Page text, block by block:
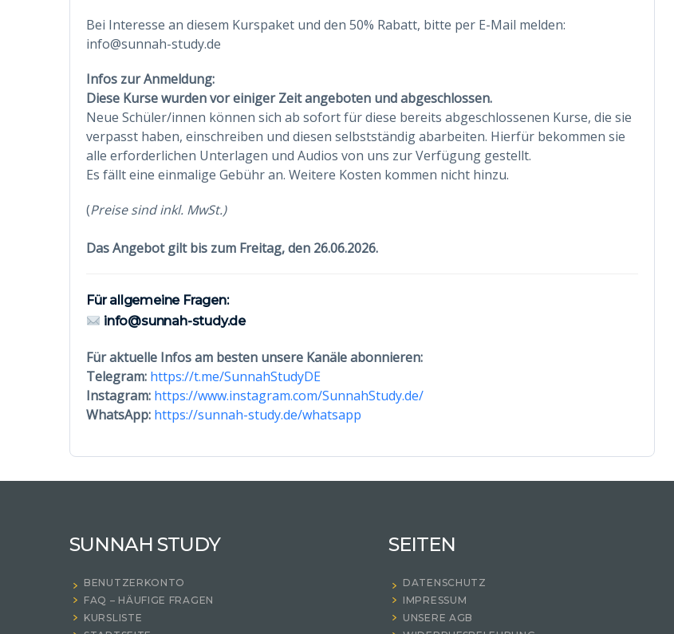
Bei Interesse an diesem Kurspaket und den 50% Rabatt, bitte per E-Mail melden:
info@sunnah-study.de
Infos zur Anmeldung:
Diese Kurse wurden vor einiger Zeit angeboten und abgeschlossen.
Neue Schüler/innen können sich ab sofort für diese bereits abgeschlossenen Kurse, die sie
verpasst haben, einschreiben und diesen selbstständig abarbeiten. Hierfür bekommen sie
alle erforderlichen Unterlagen und Audios von uns zur Verfügung gestellt.
Es fällt eine einmalige Gebühr an. Weitere Kosten kommen nicht hinzu.
(Preise sind inkl. MwSt.)
Das Angebot gilt bis zum Freitag, den 26.06.2026.
Für allgemeine Fragen:
info@sunnah-study.de
Für aktuelle Infos am besten unsere Kanäle abonnieren:
Telegram: https://t.me/SunnahStudyDE
Instagram: https://www.instagram.com/SunnahStudy.de/
WhatsApp: https://sunnah-study.de/whatsapp
SUNNAH STUDY
BENUTZERKONTO
FAQ – HÄUFIGE FRAGEN
KURSLISTE
SEITEN
DATENSCHUTZ
IMPRESSUM
UNSERE AGB